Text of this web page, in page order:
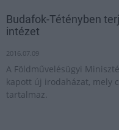
Budafok-Tétényben
intézet
2016.07.09
A Földművelésügyi
kapott új irodaházat, mely
tartalmaz.